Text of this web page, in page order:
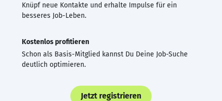
Knüpf neue Kontakte und erhalte Impulse für ein
besseres Job-Leben.
Kostenlos profitieren
Schon als Basis-Mitglied kannst Du Deine Job-Suche
deutlich optimieren.
Jetzt registrieren